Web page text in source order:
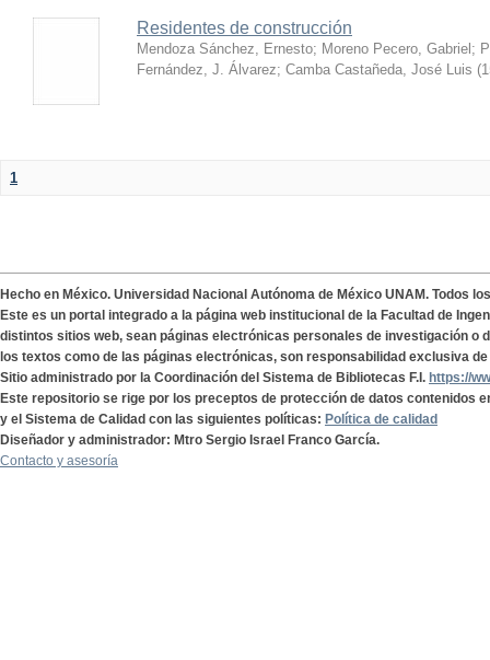
Residentes de construcción
Mendoza Sánchez, Ernesto; Moreno Pecero, Gabriel ;
Fernández, J. Álvarez; Camba Castañeda, José Luis (
1
Hecho en México. Universidad Nacional Autónoma de México UNAM. Todos
Este es un portal integrado a la página web institucional de la Facultad de
distintos sitios web, sean páginas electrónicas personales de investigación o
los textos como de las páginas electrónicas, son responsabilidad exclusiva
Sitio administrado por la Coordinación del Sistema de Bibliotecas F.I. https://
Este repositorio se rige por los preceptos de protección de datos contenidos
y el Sistema de Calidad con las siguientes políticas: Política de calidad
Diseñador y administrador: Mtro Sergio Israel Franco García.
Contacto y asesoría